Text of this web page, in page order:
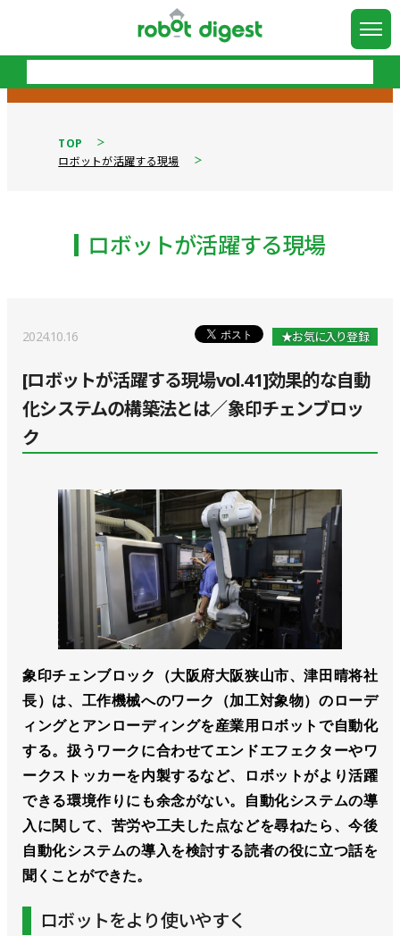
TOP
ロボットが活躍する現場
ロボットが活躍する現場
2024.10.16 ★お気に入り登録
[ロボットが活躍する現場vol.41]効果的な自動
化システムの構築法とは／象印チェンブロッ
ク
象印チェンブロック（大阪府大阪狭山市、津田晴将社
長）は、工作機械へのワーク（加工対象物）のローデ
ィングとアンローディングを産業用ロボットで自動化
する。扱うワークに合わせてエンドエフェクターやワ
ークストッカーを内製するなど、ロボットがより活躍
できる環境作りにも余念がない。自動化システムの導
入に関して、苦労や工夫した点などを尋ねたら、今後
自動化システムの導入を検討する読者の役に立つ話を
聞くことができた。
ロボットをより使いやすく